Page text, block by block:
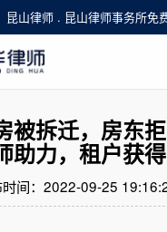
昆山律师 . 昆山律师事务所免
被拆迁，房东
助力，租户获
时间：2022-09-25